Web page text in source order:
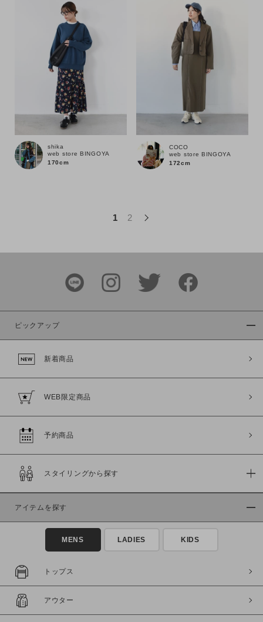
shika
web store BINGOYA
170cm
COCO
web store BINGOYA
172cm
1 2
ピックアップ
新着商品
WEB限定商品
予約商品
スタイリングから探す
アイテムを探す
MENS LADIES KIDS
トップス
アウター